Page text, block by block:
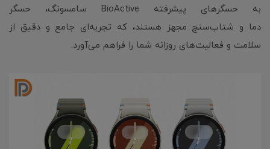
به حسگرهای پیشرفته BioActive سامسونگ، حسگر
دما و شتاب‌سنج مجهز هستند، که تجربه‌ای جامع و دقیق از
سلامت و فعالیت‌های روزانه شما را فراهم می‌آورد.